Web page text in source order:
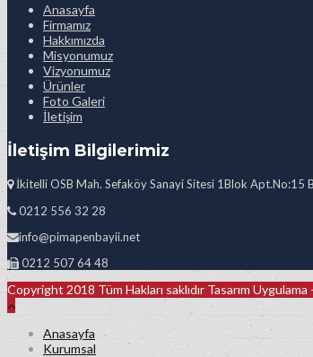
Anasayfa
Firmamız
Hakkımızda
Misyonumuz
Vizyonumuz
Ürünler
Foto Galeri
İletişim
İletişim Bilgilerimiz
İkitelli OSB Mah. Sefaköy Sanayi Sitesi 1Blok Apt.No:15
0212 556 32 28
info@pimapenbayii.net
0212 507 64 48
Copyright 2018 Tüm Hakları saklıdır Tasarım Uygulama -
Anasayfa
Kurumsal